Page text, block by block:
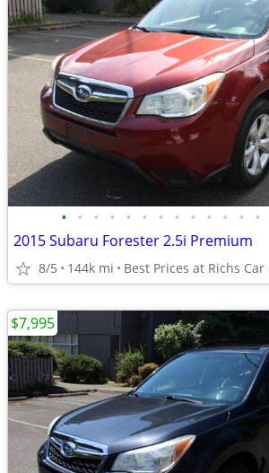
• • • • • • • • • • • • •
2015 Subaru Forester 2.5i Premium
8/5 144k mi Best Prices at Richs
$7,995